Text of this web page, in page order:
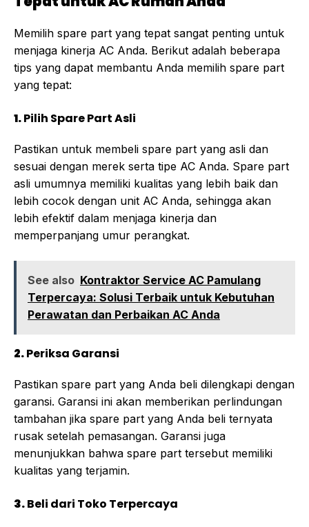
Memilih spare part yang tepat sangat penting untuk
menjaga kinerja AC Anda. Berikut adalah beberapa
tips yang dapat membantu Anda memilih spare part
yang tepat:
1.Pilih Spare Part Asli
Pastikan untuk membeli spare part yang asli dan
sesuai dengan merek serta tipe AC Anda. Spare part
asli umumnya memiliki kualitas yang lebih baik dan
lebih cocok dengan unit AC Anda, sehingga akan
lebih efektif dalam menjaga kinerja dan
memperpanjang umur perangkat.
See also Kontraktor Service AC Pamulang
Terpercaya: Solusi Terbaik untuk Kebutuhan
Perawatan dan Perbaikan AC Anda
2.Periksa Garansi
Pastikan spare part yang Anda beli dilengkapi dengan
garansi. Garansi ini akan memberikan perlindungan
tambahan jika spare part yang Anda beli ternyata
rusak setelah pemasangan. Garansi juga
menunjukkan bahwa spare part tersebut memiliki
kualitas yang terjamin.
3.Beli dari Toko Terpercaya